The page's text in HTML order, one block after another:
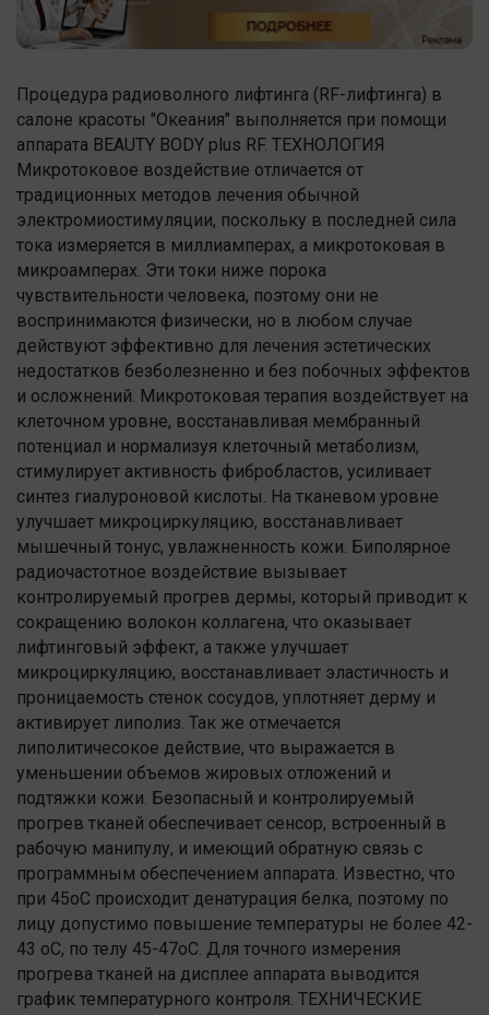
Процедура радиоволного лифтинга (RF-лифтинга) в
салоне красоты "Океания" выполняется при помощи
аппарата BEAUTY BODY plus RF. ТЕХНОЛОГИЯ
Микротоковое воздействие отличается от
традиционных методов лечения обычной
электромиостимуляции, поскольку в последней сила
тока измеряется в миллиамперах, а микротоковая в
микроамперах. Эти токи ниже порока
чувствительности человека, поэтому они не
воспринимаются физически, но в любом случае
действуют эффективно для лечения эстетических
недостатков безболезненно и без побочных эффектов
и осложнений. Микротоковая терапия воздействует на
клеточном уровне, восстанавливая мембранный
потенциал и нормализуя клеточный метаболизм,
стимулирует активность фибробластов, усиливает
синтез гиалуроновой кислоты. На тканевом уровне
улучшает микроциркуляцию, восстанавливает
мышечный тонус, увлажненность кожи. Биполярное
радиочастотное воздействие вызывает
контролируемый прогрев дермы, который приводит к
сокращению волокон коллагена, что оказывает
лифтинговый эффект, а также улучшает
микроциркуляцию, восстанавливает эластичность и
проницаемость стенок сосудов, уплотняет дерму и
активирует липолиз. Так же отмечается
липолитичесокое действие, что выражается в
уменьшении объемов жировых отложений и
подтяжки кожи. Безопасный и контролируемый
прогрев тканей обеспечивает сенсор, встроенный в
рабочую манипулу, и имеющий обратную связь с
программным обеспечением аппарата. Известно, что
при 45оС происходит денатурация белка, поэтому по
лицу допустимо повышение температуры не более 42-
43 оС, по телу 45-47оС. Для точного измерения
прогрева тканей на дисплее аппарата выводится
график температурного контроля. ТЕХНИЧЕСКИЕ